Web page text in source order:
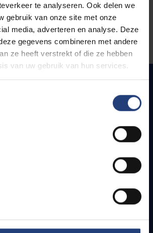
te analyseren. Ook delen we
gebruik van onze site met onze
media, adverteren en analyse. Deze
gegevens combineren met andere
ze heeft verstrekt of die ze hebben
van uw gebruik van hun services.
to the VUB campuses